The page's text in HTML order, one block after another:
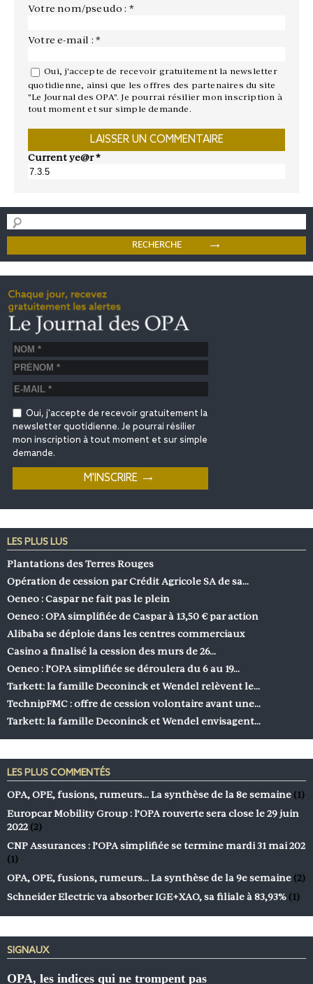
Votre nom/pseudo : *
Votre e-mail : *
Oui, j'accepte de recevoir gratuitement la newsletter
quotidienne, ainsi que les offres des partenaires du site
"Le Journal des OPA". Je pourrai résilier mon inscription à
tout moment et sur simple demande.
Current ye@r*
Oui, j'accepte de recevoir gratuitement la
newsletter quotidienne. Je pourrai résilier
mon inscription à tout moment et sur simple
demande.
LES PLUS LUS
Plantations des Terres Rouges
Opération de cession par Crédit Agricole SA de sa…
Oeneo : Caspar ne fait pas le plein
Oeneo : OPA simplifiée de Caspar à 13,50 € par action
Alibaba se déploie dans les centres commerciaux
Casino a finalisé la cession des murs de 26…
Oeneo : l’OPA simplifiée se déroulera du 6 au 19…
Tarkett: la famille Deconinck et Wendel relèvent le…
TechnipFMC : offre de cession volontaire avant une…
Tarkett: la famille Deconinck et Wendel envisagent…
LES PLUS COMMENTÉS
OPA, OPE, fusions, rumeurs… La synthèse de la 8e semaine (1)
Europcar Mobility Group : l’OPA rouverte sera close le 29 juin
2022 (2)
CNP Assurances : l’OPA simplifiée se termine mardi 31 mai 202
(1)
OPA, OPE, fusions, rumeurs… La synthèse de la 9e semaine (2)
Schneider Electric va absorber IGE+XAO, sa filiale à 83,93% (1)
SIGNAUX
OPA, les indices qui ne trompent pas